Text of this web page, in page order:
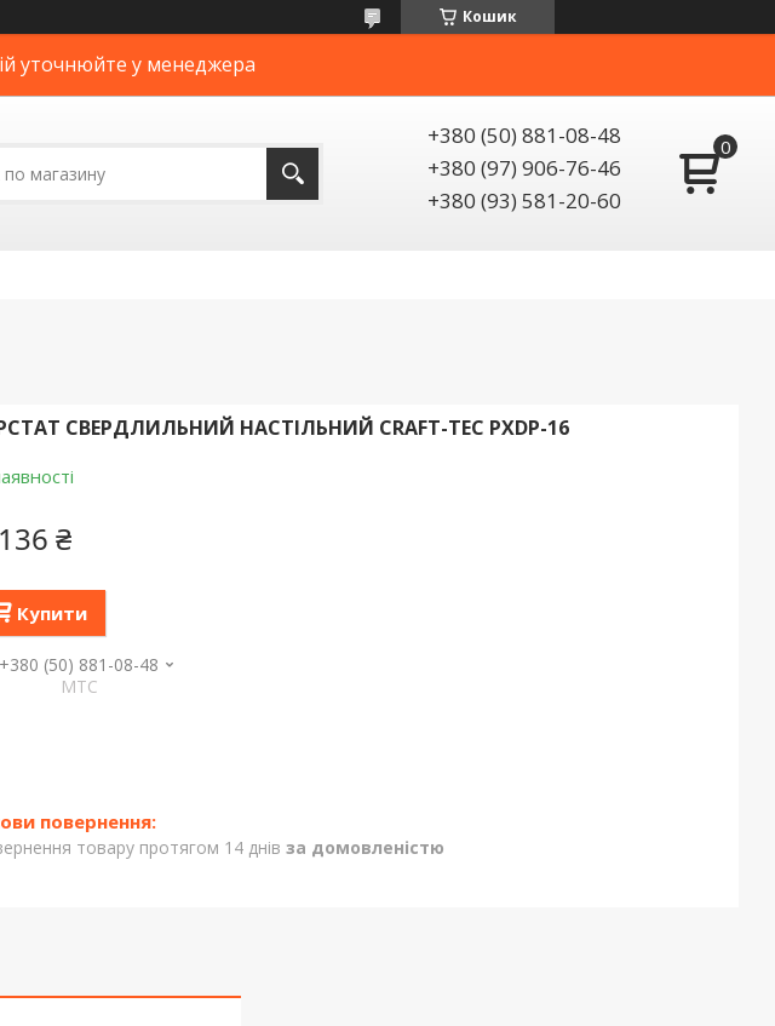
Кошик
уточнюйте у менеджера
+380 (50) 881-08-48
+380 (97) 906-76-46
+380 (93) 581-20-60
СВЕРДЛИЛЬНИЙ НАСТІЛЬНИЙ CRAFT-TEC PXDP-16
₴
Купити
+380 (50) 881-08-48
МТС
товару протягом 14 днів за домовленістю